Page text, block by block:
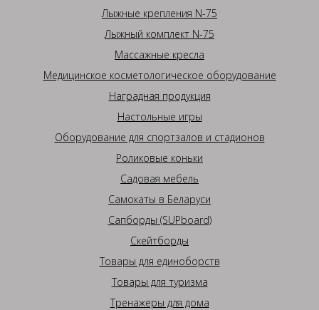
Лыжные крепления N-75
Лыжный комплект N-75
Массажные кресла
Медицинское косметологическое оборудование
Наградная продукция
Настольные игры
Оборудование для спортзалов и стадионов
Роликовые коньки
Садовая мебель
Самокаты в Беларуси
Сапборды (SUPboard)
Скейтборды
Товары для единоборств
Товары для туризма
Тренажеры для дома